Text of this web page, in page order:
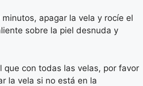
apagar la vela y rocíe el
sobre la piel desnuda y
que con todas las velas, por favor
la vela si no está en la